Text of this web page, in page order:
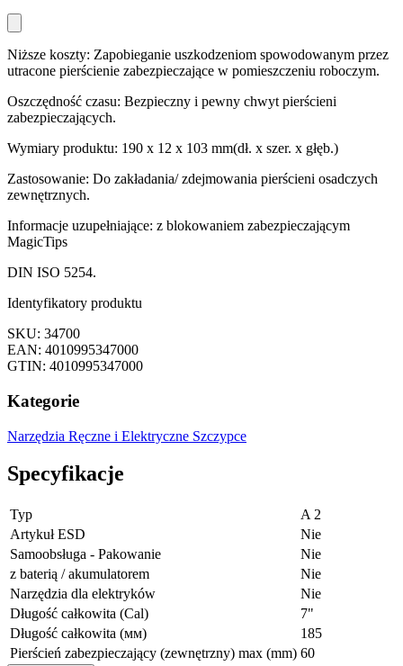
Niższe koszty: Zapobieganie uszkodzeniom spowodowanym przez
utracone pierścienie zabezpieczające w pomieszczeniu roboczym.
Oszczędność czasu: Bezpieczny i pewny chwyt pierścieni
zabezpieczających.
Wymiary produktu: 190 x 12 x 103 mm(dł. x szer. x głęb.)
Zastosowanie: Do zakładania/ zdejmowania pierścieni osadczych
zewnętrznych.
Informacje uzupełniające: z blokowaniem zabezpieczającym
MagicTips
DIN ISO 5254.
Identyfikatory produktu
SKU: 34700
EAN: 4010995347000
GTIN: 4010995347000
Kategorie
Narzędzia Ręczne i Elektryczne Szczypce
Specyfikacje
Typ
A 2
Artykuł ESD
Nie
Samoobsługa - Pakowanie
Nie
z baterią / akumulatorem
Nie
Narzędzia dla elektryków
Nie
Długość całkowita (Cal)
7"
Długość całkowita (мм)
185
Pierścień zabezpieczający (zewnętrzny) max (mm) 60